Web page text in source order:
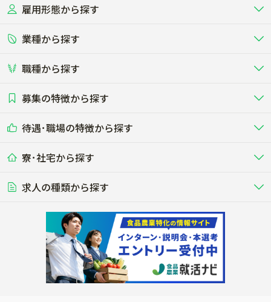
北海道
関東
東海
雇用形態から探す
正社員 バイト・アルバイト・パート
短期アルバイト
その他（独立・副業など）
業種から探す
畜産（酪農･肉牛･養豚･養鶏など）
酪農
する牧場
養豚
る養豚場
レースで活躍する馬の手入れや子馬
その他畜産
その他動物の畜産業（羊、ウズラな
ど）
畑・圃場で野菜・穀物を生産 ビニールハウスで多様な野菜の生産
稲作
ビニールハウスで観賞用植物の栽
植物工場
環境制御された工場で野菜の生産管
理
農業資材･肥料
農場設備・肥料・飼料の生産・流
農業用の機械・機材の開発・販
流通･商社
農産物・農産品の物流・卸し・輸出
入
製造･加工･販売 福祉
その他業種
木材の植林・伐採・加工、または
漁業･養殖
魚介類の採捕・養殖、または水産加
工場
職種から探す
農場･牧場･現場職
専門職（獣医師･人工授精師･
研究･開発 WEB･IT
その他職種
募集の特徴から探す
未経験歓迎
学歴不問
50代採用実績あり
AT免許OK
内定まで最短1週間 管理者･幹部採用
待遇･職場の特徴から探す
社会保険完備
食事補助あり
年間休日100日以上
経験者優遇 独立支援可能
寮･社宅から探す
単身寮あり
寮･社宅相談可
求人の種類から探す
転職おまかせ求人